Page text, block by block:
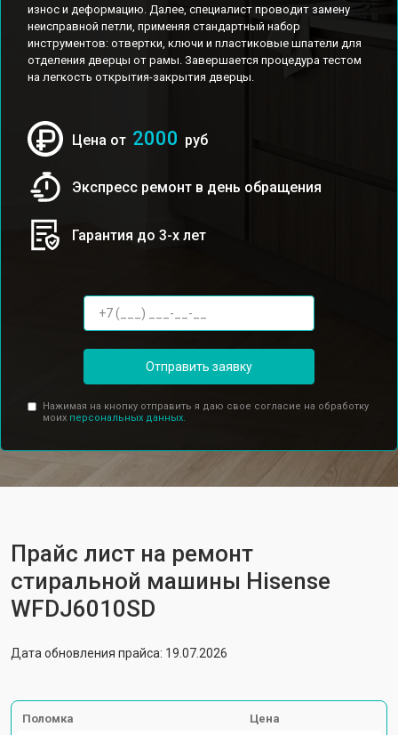
износ и деформацию. Далее, специалист проводит замену
неисправной петли, применяя стандартный набор
инструментов: отвертки, ключи и пластиковые шпатели для
отделения дверцы от рамы. Завершается процедура тестом
на легкость открытия-закрытия дверцы.
Цена от 2000 руб
Экспресс ремонт в день обращения
Гарантия до 3-х лет
Отправить заявку
Нажимая на кнопку отправить я даю свое согласие на обработку
моих персональных данных.
Прайс лист на ремонт
стиральной машины Hisense
WFDJ6010SD
Дата обновления прайса: 19.07.2026
Поломка Цена